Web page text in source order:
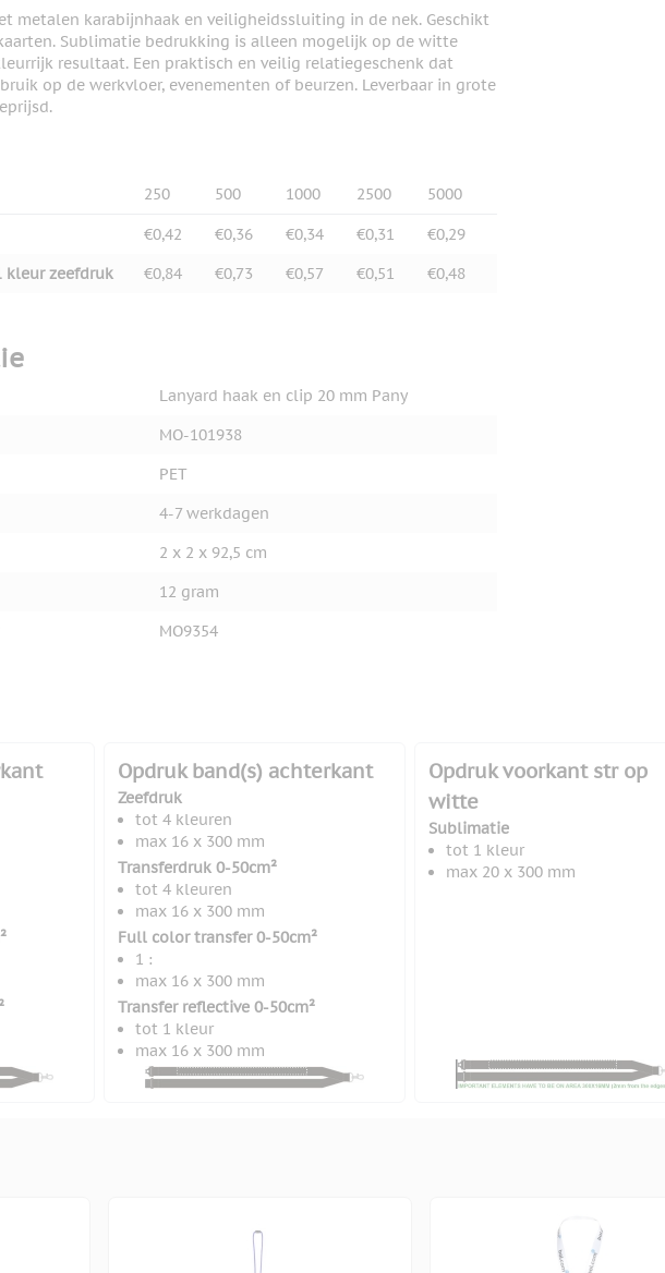
metalen karabijnhaak en veiligheidssluiting in de nek. Geschikt
Sublimatie bedrukking is alleen mogelijk op de witte
resultaat. Een praktisch en veilig relatiegeschenk dat
op de werkvloer, evenementen of beurzen. Leverbaar in grote
250 500 1000 2500 5000
€0,42 €0,36 €0,34 €0,31
€0,29
kleur zeefdruk
€0,84 €0,73 €0,57 €0,51 €0,48
Lanyard haak en clip 20 mm Pany
MO-101938
PET
4-7 werkdagen
2 x 2 x 92,5 cm
12 gram
MO9354
Opdruk band(s) achterkant
Zeefdruk
tot 4 kleuren
max 16 x 300 mm
Transferdruk 0-50cm²
tot 4 kleuren
max 16 x 300 mm
Full color transfer 0-50cm²
1 :
max 16 x 300 mm
Transfer reflective 0-50cm²
tot 1 kleur
max 16 x 300 mm
Opdruk voorkant str op
witte
Sublimatie
tot 1 kleur
max 20 x 300 mm